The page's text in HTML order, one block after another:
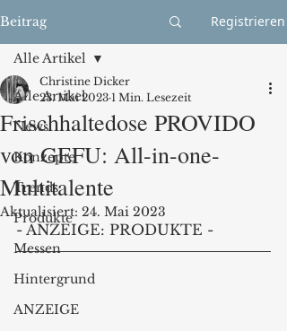
Beitrag Registrieren
Alle Artikel
News
Konzepte
Trends
Produkte
Messen
Hintergrund
ANZEIGE
Alle Artikel
Frischhaltedose PROVIDO
von GEFU: All-in-one-
Multitalente
Christine Dicker
23. Mai 2023 1 Min. Lesezeit
Aktualisiert: 24. Mai 2023
- ANZEIGE: PRODUKTE -